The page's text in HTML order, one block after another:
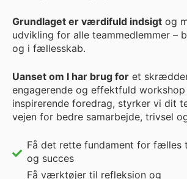
Grundlaget er værdifuld indsigt og
udvikling for alle teammedlemmer –
og i fællesskab.
Uanset om I har brug for et
engagerende og effektfuld
inspirerende foredrag, styrker vi dit
vejen for bedre samarbejde, trivsel
Få det rette fundament for fælles
og succes
Få værktøjer til refleksion og